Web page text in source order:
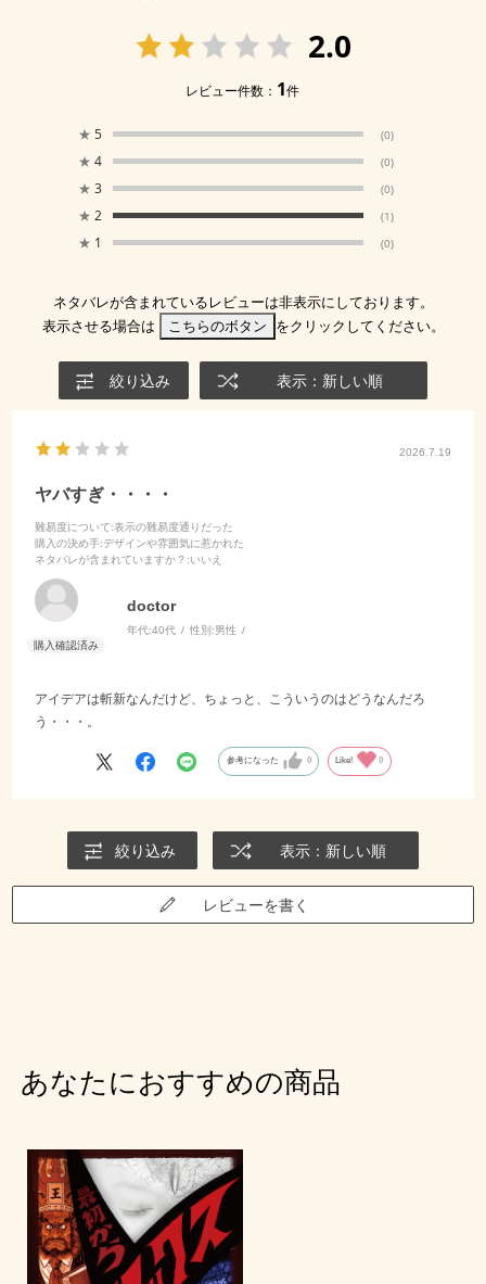
2.0
レビュー件数： 1件
★ 5 (0)
★ 4 (0)
★ 3 (0)
★ 2 (1)
★ 1 (0)
ネタバレが含まれているレビューは非表示にしております。
表示させる場合は
こちらのボタン をクリックしてください。
絞り込み 表示：新しい順
2026.7.19
ヤバすぎ・・・・
難易度について:表示の難易度通りだった
購入の決め手:デザインや雰囲気に惹かれた
ネタバレが含まれていますか？ :いいえ
doctor
年代:40代 性別:男性
アイデアは斬新なんだけど、ちょっと、こういうのはどうなんだろ
う・・・。
参考になった 0 Like! 0
絞り込み 表示：新しい順
レビューを書く
あなたにおすすめの商品